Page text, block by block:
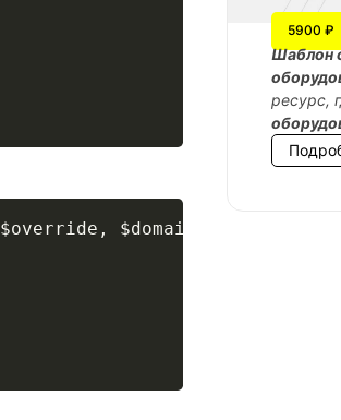
$override , $domain
5900 ₽
Шаблон
ресурс,